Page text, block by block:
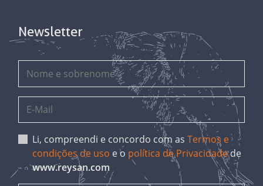
Newsletter
Li, compreendi e concordo com asTermos e
condições de uso e o política de Privacidadede
www.reysan.com